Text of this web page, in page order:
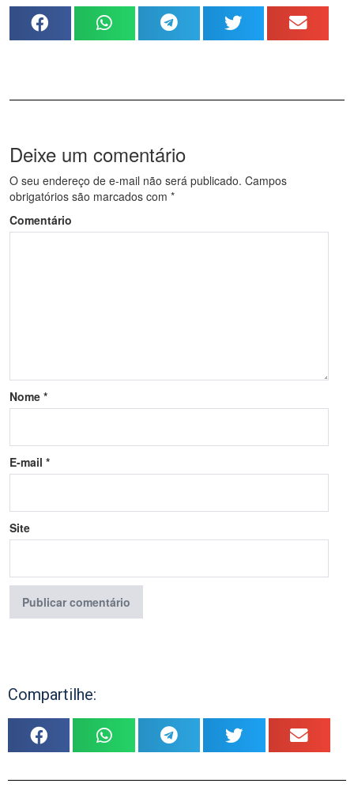
Deixe um comentário
O seu endereço de e-mail não será publicado. Campos
obrigatórios são marcados com *
Comentário
Nome *
E-mail *
Site
Compartilhe: